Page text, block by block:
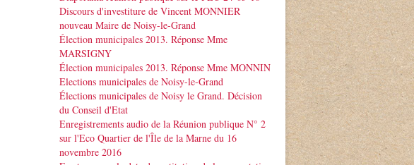
Discours d'investiture de Vincent MONNIER
nouveau Maire de Noisy-le-Grand
Élection municipales 2013. Réponse Mme
MARSIGNY
Élection municipales 2013. Réponse Mme MONNIN
Elections municipales de Noisy-le-Grand
Élections municipales de Noisy le Grand. Décision
du Conseil d'Etat
Enregistrements audio de la Réunion publique N° 2
sur l'Eco Quartier de l'Île de la Marne du 16
novembre 2016